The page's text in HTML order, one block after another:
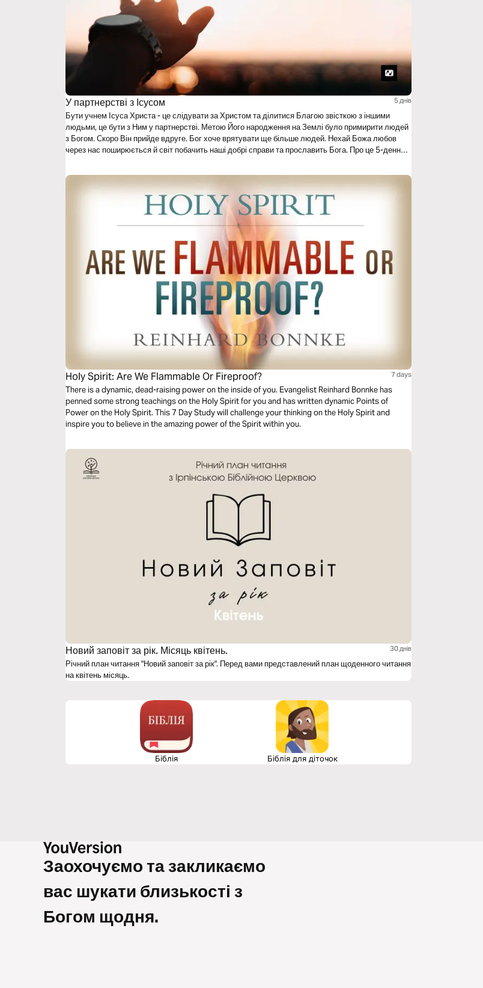
У партнерстві з Ісусом 5 днів
Бути учнем Ісуса Христа - це слідувати за Христом та ділитися Благою звісткою з іншими
людьми, це бути з Ним у партнерстві. Метою Його народження на Землі було примирити людей
з Богом. Скоро Він прийде вдруге. Бог хоче врятувати ще більше людей. Нехай Божа любов
через нас поширюється й світ побачить наші добрі справи та прославить Бога. Про це 5-денний
Holy Spirit: Are We Flammable Or Fireproof? 7 days
There is a dynamic, dead-raising power on the inside of you. Evangelist Reinhard Bonnke has
penned some strong teachings on the Holy Spirit for you and has written dynamic Points of
Power on the Holy Spirit. This 7 Day Study will challenge your thinking on the Holy Spirit and
inspire you to believe in the amazing power of the Spirit within you.
Новий заповіт за рік. Місяць квітень. 30 днів
Річний план читання "Новий заповіт за рік". Перед вами представлений план щоденного читання
на квітень місяць.
Біблія Біблія для діточок
Заохочуємо та закликаємо
вас шукати близькості з
Богом щодня.